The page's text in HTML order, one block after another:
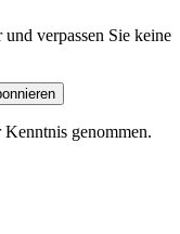
verpassen Sie keine
Kenntnis genommen.